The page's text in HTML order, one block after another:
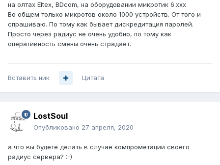
на олтах Eltex, BDcom, на оборудовании микротик 6.ххх
Во общем только микротов около 1000 устройств. От того и
спрашиваю. По тому как бывает дискредитация паролей.
Просто через радиус не очень удобно, по тому как
оперативность смены очень страдает.
Вставить ник Цитата
LostSoul
Опубликовано 27 апреля, 2020
а что вы будете делать в случае компрометации своего
радиус сервера? :-)